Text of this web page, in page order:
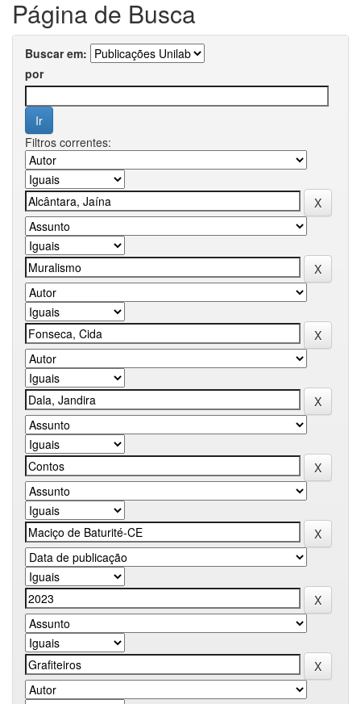
Página de Busca
Buscar em:
por
Filtros correntes: